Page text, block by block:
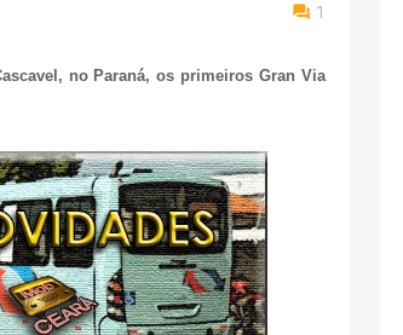
1
no Paraná, os primeiros Gran Via